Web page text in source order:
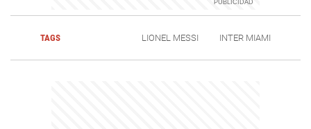
TAGS LIONEL MESSI INTER MIAMI